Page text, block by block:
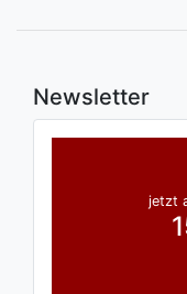
Newsletter
jetzt